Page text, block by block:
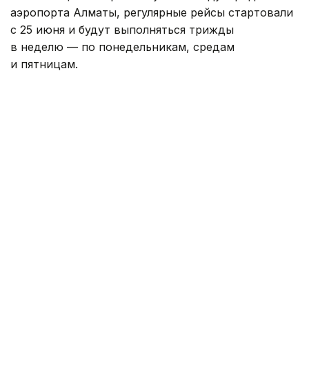
аэропорта Алматы, регулярные рейсы стартовали
с 25 июня и будут выполняться трижды
в неделю — по понедельникам, средам
и пятницам.